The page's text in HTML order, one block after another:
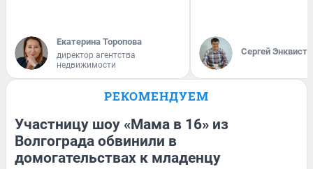
Екатерина Торопова
директор агентства
недвижимости
Сергей Энквист
РЕКОМЕНДУЕМ
Участницу шоу «Мама в 16» из
Волгограда обвинили в
домогательствах к младенцу